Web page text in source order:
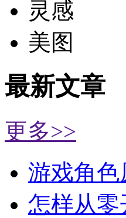
灵感
美图
最新文章
更多>>
游戏角色
怎样从